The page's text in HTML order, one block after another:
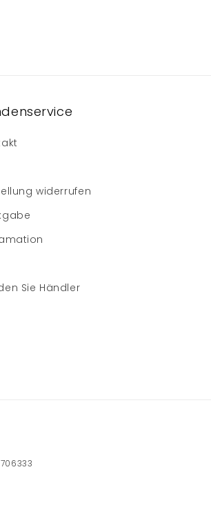
widerrufen
Sie Händler